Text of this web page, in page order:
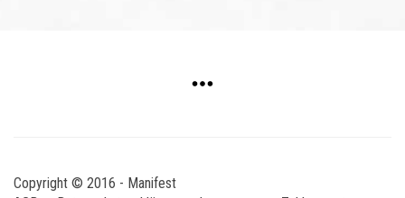
Copyright © 2016 - Manifest